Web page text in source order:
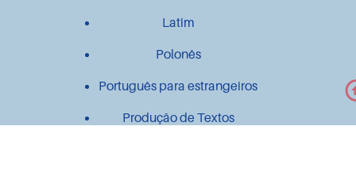
Latim
Polonês
Português para estrangeiros
Produção de Textos